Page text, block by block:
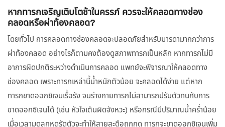
หากทารกเจริญเติบโตช้าในครรภ์ ควรจะให้คลอดทางช่อง
คลอดหรือผ่าท้องคลอด?
โดยทั่วไป การคลอดทางช่องคลอดจะปลอดภัยสำหรับมารดามากกว่าการ
ผ่าท้องคลอด อย่างไรก็ตามคงต้องดูสภาพทารกเป็นหลัก หากทารกไม่มี
อาการผิดปกติระหว่างดำเนินการคลอด แพทย์จะพิจารณาให้คลอดทาง
ช่องคลอด เพราะทารกเหล่านี้น้ำหนักตัวน้อย จะคลอดได้ง่าย แต่หาก
ทารกขาดออกซิเจนเรื้อรัง จนร่างกายทารกไม่สามารถปรับตัวทนกับการ
ขาดออกซิเจนได้ (เช่น หัวใจเต้นผิดจังหวะ) หรือกรณีมีปริมาณน้ำคร่ำน้อย
เมื่อเวลามดลูกหดรัดตัวจะทำให้สายสะดือถูกกด ทารกจะขาดออกซิเจนเพิ่ม